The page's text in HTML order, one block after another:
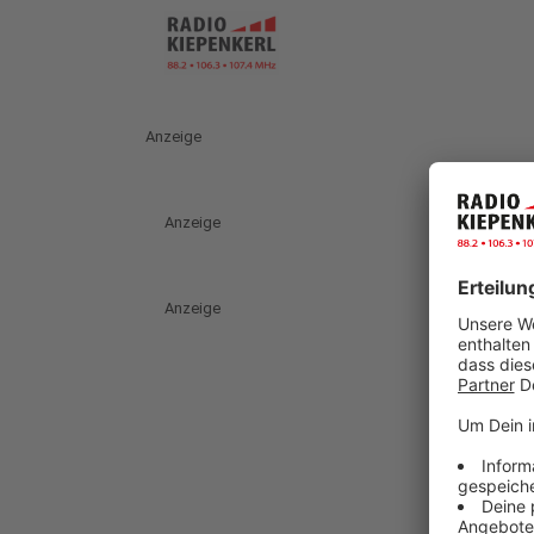
Anzeige
Anzeige
Anzeige